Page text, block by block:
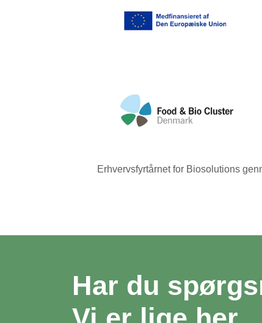
Erhvervsfyrtårnet for Biosolutions
Har du